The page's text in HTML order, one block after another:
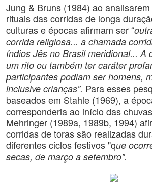
Jung & Bruns (1984) ao
rituais das corridas de longa
culturas e épocas afirmam ser “
corrida religiosa... a chamada
índios Jês no Brasil meridional... A
um rito ou também ter caráter
participantes podiam ser homens,
inclusive crianças”. Para esses
baseados em Stahle (1969), a
corresponderia ao início das
Mehringer (1989a, 1989b, 1994)
corridas de toras são realizadas
diferentes ciclos festivos "que
secas, de março a setembro".